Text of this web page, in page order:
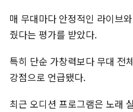
매 무대마다 안정적인 라이브
줬다는 평가를 받았다.
특히 단순 가창력보다 무대 전
강점으로 언급됐다.
최근 오디션 프로그램은 노래